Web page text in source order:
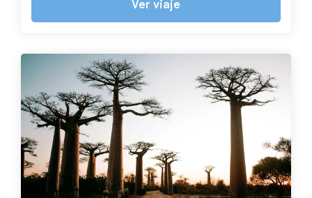
Ver viaje